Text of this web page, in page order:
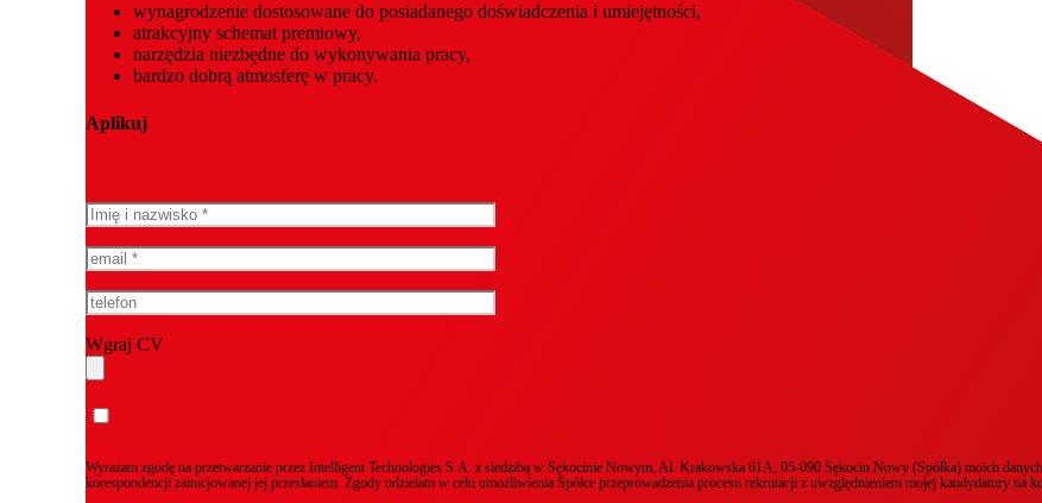
wynagrodzenie dostosowane do posiadanego doświadczenia i umiejętności,
atrakcyjny schemat premiowy,
narzędzia niezbędne do wykonywania pracy,
bardzo dobrą atmosferę w pracy.
Aplikuj
Wgraj CV
Wyrażam zgodę na przetwarzanie przez Intelligent Technologies S.A. z siedzibą w Sękocinie Nowym, Al. Krakowska 61A, 05-090 Sękocin Nowy (Spółka) moich
korespondencji zainicjowanej jej przesłaniem. Zgody udzielam w celu umożliwienia Spółce przeprowadzenia procesu rekrutacji z uwzględnieniem mojej kandydatury na